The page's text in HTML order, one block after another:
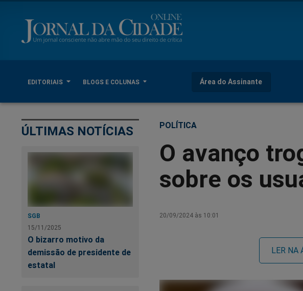
EDITORIAIS BLOGS E COLUNAS Área do Assinante
ÚLTIMAS NOTÍCIAS
SGB
15/11/2025
O bizarro motivo da
demissão de presidente de
estatal
POLÍTICA
O avanço
sobre os
20/09/2024 às 10:01
LER NA